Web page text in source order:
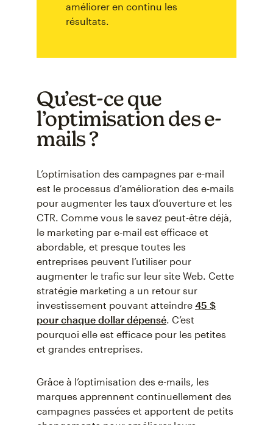
améliorer en continu les
résultats.
Qu’est-ce que
l’optimisation des e-
mails ?
L’optimisation des campagnes par e-mail
est le processus d’amélioration des e-mails
pour augmenter les taux d’ouverture et les
CTR. Comme vous le savez peut-être déjà,
le marketing par e-mail est efficace et
abordable, et presque toutes les
entreprises peuvent l’utiliser pour
augmenter le trafic sur leur site Web. Cette
stratégie marketing a un retour sur
investissement pouvant atteindre 45 $
pour chaque dollar dépensé. C’est
pourquoi elle est efficace pour les petites
et grandes entreprises.
Grâce à l’optimisation des e-mails, les
marques apprennent continuellement des
campagnes passées et apportent de petits